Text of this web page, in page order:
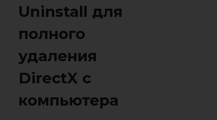
Uninstall для
полного
удаления
DirectX с
компьютера